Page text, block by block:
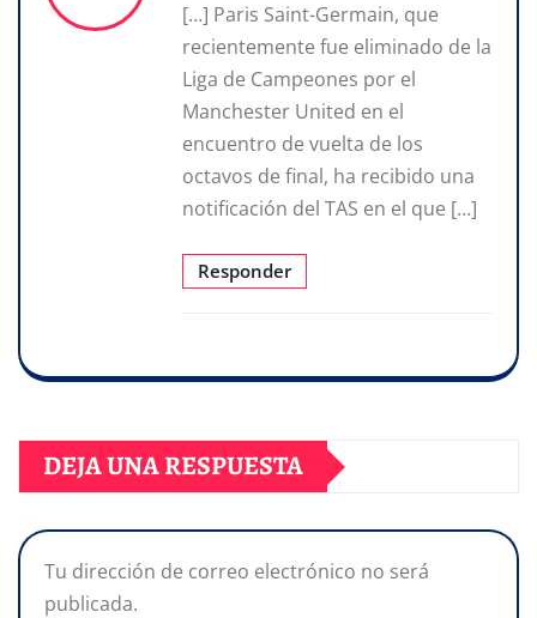
[…] Paris Saint-Germain, que
recientemente fue eliminado de la
Liga de Campeones por el
Manchester United en el
encuentro de vuelta de los
octavos de final, ha recibido una
notificación del TAS en el que […]
Responder
DEJA UNA RESPUESTA
Tu dirección de correo electrónico no será
publicada.